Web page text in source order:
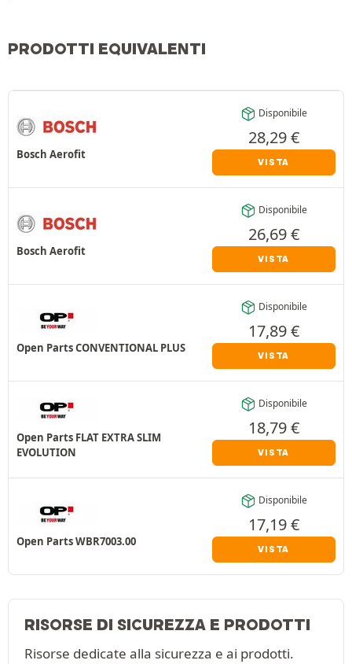
PRODOTTI EQUIVALENTI
Bosch Aerofit
Disponibile
28,29€
VISTA
Bosch Aerofit
Disponibile
26,69€
VISTA
Open Parts CONVENTIONAL PLUS
Disponibile
17,89€
VISTA
Open Parts FLAT EXTRA SLIM
EVOLUTION
Disponibile
18,79€
VISTA
Open Parts WBR7003.00
Disponibile
17,19€
VISTA
RISORSE DI SICUREZZA E PRODOTTI
Risorse dedicate alla sicurezza e ai prodotti.